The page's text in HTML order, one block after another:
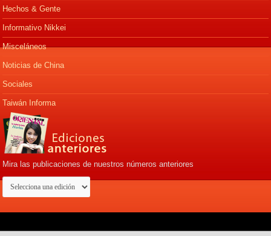
Hechos & Gente
Informativo Nikkei
Misceláneos
Noticias de China
Sociales
Taiwán Informa
Mira las publicaciones de nuestros números anteriores